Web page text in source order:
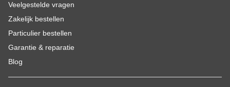
Veelgestelde vragen
Zakelijk bestellen
Particulier bestellen
Garantie & reparatie
Blog